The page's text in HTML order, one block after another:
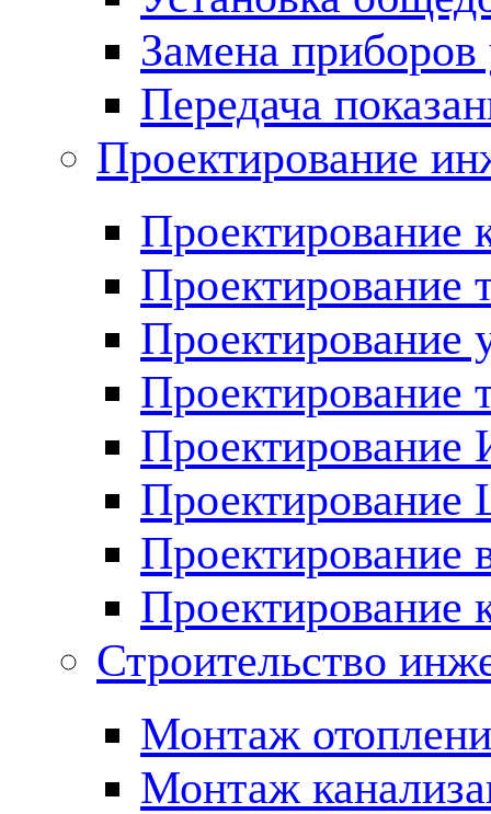
Замена приборов
Передача
Проектирование
Проектирование
Проектирование
Проектирование
Проектирование
Проектирование
Проектирование
Строительство
Монтаж
Монтаж